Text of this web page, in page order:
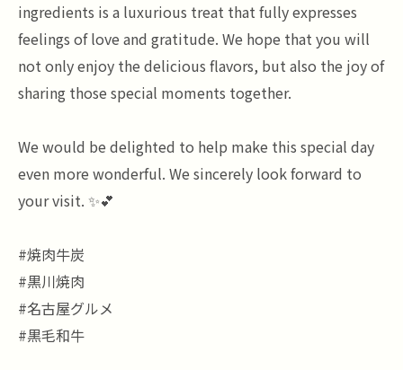
ingredients is a luxurious treat that fully expresses
feelings of love and gratitude. We hope that you will
not only enjoy the delicious flavors, but also the joy of
sharing those special moments together.
We would be delighted to help make this special day
even more wonderful. We sincerely look forward to
your visit. ✨💕
#焼肉牛炭
#黒川焼肉
#名古屋グルメ
#黒毛和牛